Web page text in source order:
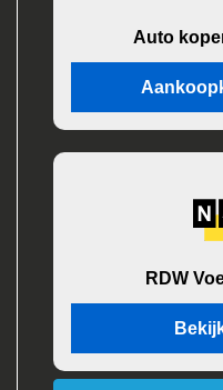
Auto
RDW